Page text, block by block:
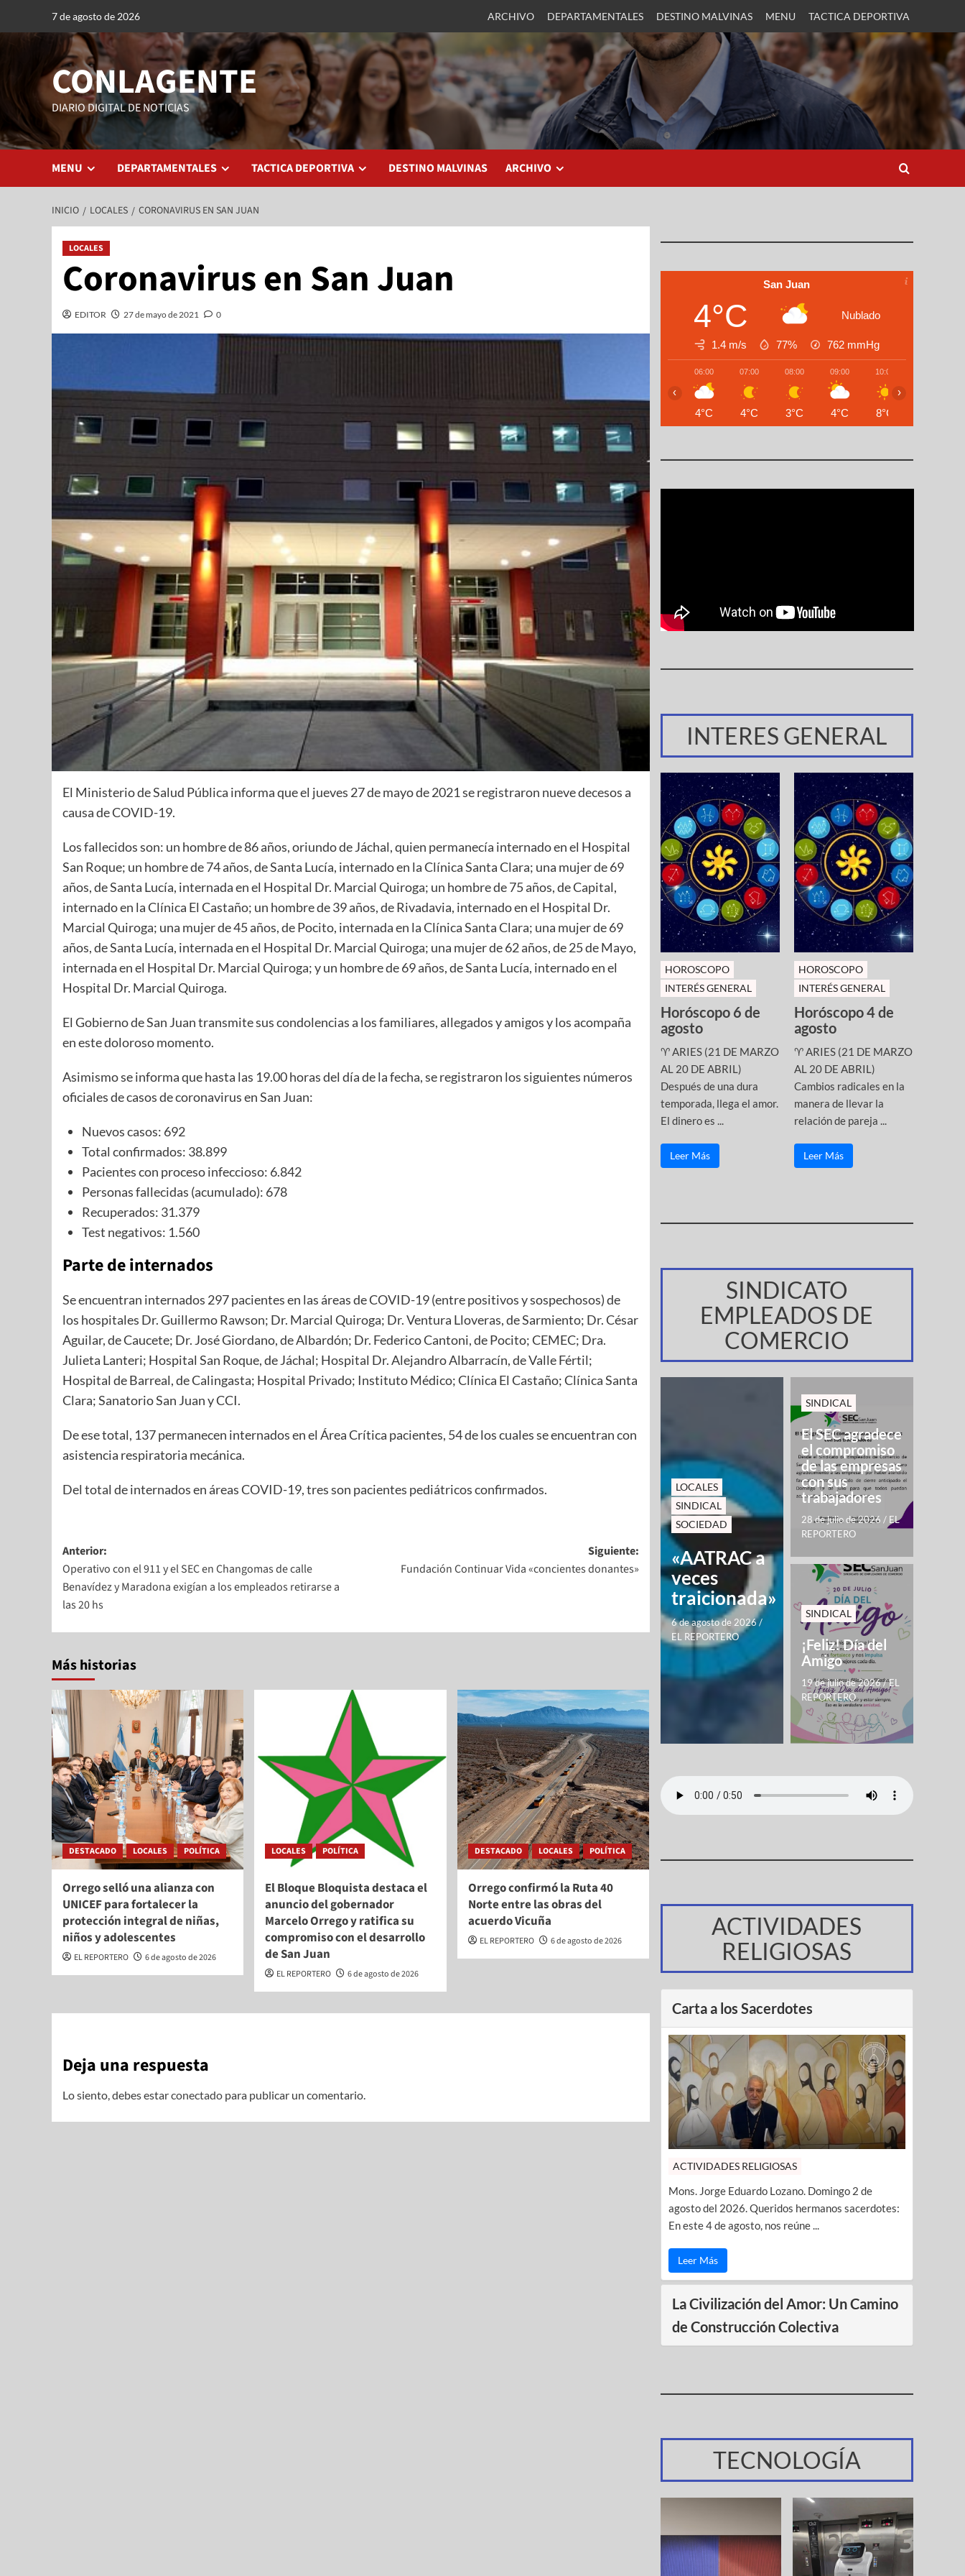
7 de agosto de 2026 ARCHIVO DEPARTAMENTALES DESTINO MALVINAS MENU TACTICA DEPORTIVA
CONLAGENTE
DIARIO DIGITAL DE NOTICIAS
MENU DEPARTAMENTALES TACTICA DEPORTIVA DESTINO MALVINAS ARCHIVO
INICIO LOCALES CORONAVIRUS EN SAN JUAN
LOCALES
Coronavirus en San Juan
EDITOR 27 de mayo de 2021 0
El Ministerio de Salud Pública informa que el jueves 27 de mayo de 2021 se registraron nueve decesos a
causa de COVID-19.
Los fallecidos son: un hombre de 86 años, oriundo de Jáchal, quien permanecía internado en el Hospital
San Roque; un hombre de 74 años, de Santa Lucía, internado en la Clínica Santa Clara; una mujer de 69
años, de Santa Lucía, internada en el Hospital Dr. Marcial Quiroga; un hombre de 75 años, de Capital,
internado en la Clínica El Castaño; un hombre de 39 años, de Rivadavia, internado en el Hospital Dr.
Marcial Quiroga; una mujer de 45 años, de Pocito, internada en la Clínica Santa Clara; una mujer de 69
años, de Santa Lucía, internada en el Hospital Dr. Marcial Quiroga; una mujer de 62 años, de 25 de Mayo,
internada en el Hospital Dr. Marcial Quiroga; y un hombre de 69 años, de Santa Lucía, internado en el
Hospital Dr. Marcial Quiroga.
El Gobierno de San Juan transmite sus condolencias a los familiares, allegados y amigos y los acompaña
en este doloroso momento.
Asimismo se informa que hasta las 19.00 horas del día de la fecha, se registraron los siguientes números
oficiales de casos de coronavirus en San Juan:
Nuevos casos: 692
Total confirmados: 38.899
Pacientes con proceso infeccioso: 6.842
Personas fallecidas (acumulado): 678
Recuperados: 31.379
Test negativos: 1.560
Parte de internados
Se encuentran internados 297 pacientes en las áreas de COVID-19 (entre positivos y sospechosos) de
los hospitales Dr. Guillermo Rawson; Dr. Marcial Quiroga; Dr. Ventura Lloveras, de Sarmiento; Dr. César
Aguilar, de Caucete; Dr. José Giordano, de Albardón; Dr. Federico Cantoni, de Pocito; CEMEC; Dra.
Julieta Lanteri; Hospital San Roque, de Jáchal; Hospital Dr. Alejandro Albarracín, de Valle Fértil;
Hospital de Barreal, de Calingasta; Hospital Privado; Instituto Médico; Clínica El Castaño; Clínica Santa
Clara; Sanatorio San Juan y CCI.
De ese total, 137 permanecen internados en el Área Crítica pacientes, 54 de los cuales se encuentran con
asistencia respiratoria mecánica.
Del total de internados en áreas COVID-19, tres son pacientes pediátricos confirmados.
Anterior:
Operativo con el 911 y el SEC en Changomas de calle
Benavídez y Maradona exigían a los empleados retirarse a
las 20 hs
Siguiente:
Fundación Continuar Vida «concientes donantes»
Más historias
DESTACADO LOCALES POLÍTICA
Orrego selló una alianza con
UNICEF para fortalecer la
protección integral de niñas,
niños y adolescentes
EL REPORTERO 6 de agosto de 2026
LOCALES POLÍTICA
El Bloque Bloquista destaca el
anuncio del gobernador
Marcelo Orrego y ratifica su
compromiso con el desarrollo
de San Juan
EL REPORTERO 6 de agosto de 2026
DESTACADO LOCALES POLÍTICA
Orrego confirmó la Ruta 40
Norte entre las obras del
acuerdo Vicuña
EL REPORTERO 6 de agosto de 2026
Deja una respuesta
Lo siento, debes estarconectado para publicar un comentario.
San Juan
4°C Nublado
1.4 m/s 77% 762 mmHg
06:00
4°C
07:00
4°C
08:00
3°C
09:00
4°C
10:00
8°C
‹ ›
INTERES GENERAL
HOROSCOPO
INTERÉS GENERAL
Horóscopo 6 de
agosto
♈ ARIES (21 DE MARZO
AL 20 DE ABRIL)
Después de una dura
temporada, llega el amor.
El dinero es ...
Leer Más
HOROSCOPO
INTERÉS GENERAL
Horóscopo 4 de
agosto
♈ ARIES (21 DE MARZO
AL 20 DE ABRIL)
Cambios radicales en la
manera de llevar la
relación de pareja ...
Leer Más
SINDICATO
EMPLEADOS DE
COMERCIO
LOCALES
SINDICAL
SOCIEDAD
«AATRAC a
veces
traicionada»
6 de agosto de 2026/
EL REPORTERO
SINDICAL
El SEC agradece
el compromiso
de las empresas
con sus
trabajadores
28 de julio de 2026 / EL
REPORTERO
SINDICAL
¡Feliz! Día del
Amigo
19 de julio de 2026/EL
REPORTERO
ACTIVIDADES
RELIGIOSAS
Carta a los Sacerdotes
ACTIVIDADES RELIGIOSAS
Mons. Jorge Eduardo Lozano. Domingo 2 de
agosto del 2026. Queridos hermanos sacerdotes:
En este 4 de agosto, nos reúne ...
Leer Más
La Civilización del Amor: Un Camino
de Construcción Colectiva
TECNOLOGÍA